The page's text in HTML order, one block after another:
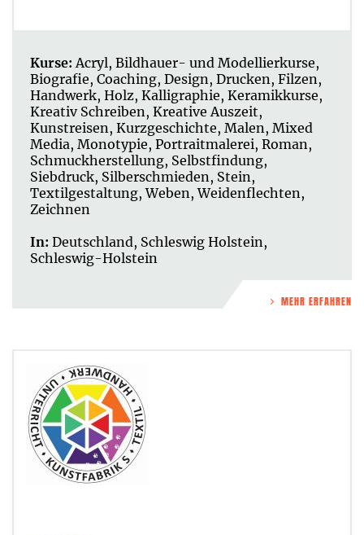
Kurse: Acryl, Bildhauer- und Modellierkurse,
Biografie, Coaching, Design, Drucken, Filzen,
Handwerk, Holz, Kalligraphie, Keramikkurse,
Kreativ Schreiben, Kreative Auszeit,
Kunstreisen, Kurzgeschichte, Malen, Mixed
Media, Monotypie, Portraitmalerei, Roman,
Schmuckherstellung, Selbstfindung,
Siebdruck, Silberschmieden, Stein,
Textilgestaltung,Weben,Weidenflechten,
Zeichnen
In: Deutschland, Schleswig Holstein,
Schleswig-Holstein
MEHR ERFAHREN